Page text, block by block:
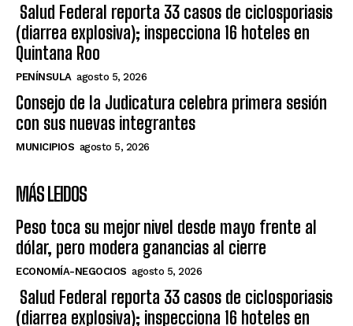
Salud Federal reporta 33 casos de ciclosporiasis
(diarrea explosiva); inspecciona 16 hoteles en
Quintana Roo
PENÍNSULA agosto 5, 2026
Consejo de la Judicatura celebra primera sesión
con sus nuevas integrantes
MUNICIPIOS agosto 5, 2026
MÁS LEIDOS
Peso toca su mejor nivel desde mayo frente al
dólar, pero modera ganancias al cierre
ECONOMÍA-NEGOCIOS agosto 5, 2026
Salud Federal reporta 33 casos de ciclosporiasis
(diarrea explosiva); inspecciona 16 hoteles en